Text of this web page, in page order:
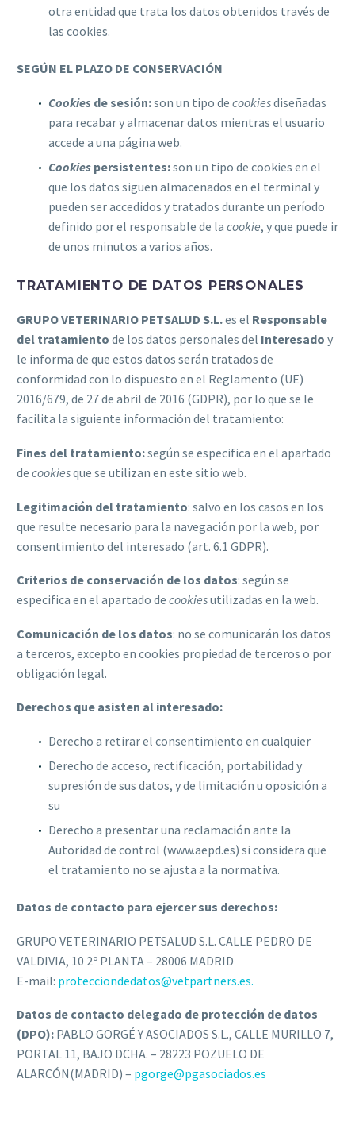
otra entidad que trata los datos obtenidos través de
las cookies.
SEGÚN EL PLAZO DE CONSERVACIÓN
Cookies de sesión:son un tipo de cookiesdiseñadas
para recabar y almacenar datos mientras el usuario
accede a una página web.
Cookies persistentes:son un tipo de cookies en el
que los datos siguen almacenados en el terminal y
pueden ser accedidos y tratados durante un período
definido por el responsable de la cookie, y que puede ir
de unos minutos a varios años.
TRATAMIENTO DE DATOS PERSONALES
GRUPO VETERINARIO PETSALUD S.L.es el Responsable
del tratamiento de los datos personales del Interesado y
le informa de que estos datos serán tratados de
conformidad con lo dispuesto en el Reglamento (UE)
2016/679, de 27 de abril de 2016 (GDPR), por lo que se le
facilita la siguiente información del tratamiento:
Fines del tratamiento:según se especifica en el apartado
de cookiesque se utilizan en este sitio web.
Legitimación del tratamiento: salvo en los casos en los
que resulte necesario para la navegación por la web, por
consentimiento del interesado (art. 6.1 GDPR).
Criterios de conservación de los datos: según se
especifica en el apartado de cookiesutilizadas en la web.
Comunicación de los datos: no se comunicarán los datos
a terceros, excepto en cookies propiedad de terceros o por
obligación legal.
Derechos que asisten al interesado:
Derecho a retirar el consentimiento en cualquier
Derecho de acceso, rectificación, portabilidad y
supresión de sus datos, y de limitación u oposición a
su
Derecho a presentar una reclamación ante la
Autoridad de control (www.aepd.es) si considera que
el tratamiento no se ajusta a la normativa.
Datos de contacto para ejercer sus derechos:
GRUPO VETERINARIO PETSALUD S.L. CALLE PEDRO DE
VALDIVIA, 10 2º PLANTA – 28006 MADRID
E-mail: protecciondedatos@vetpartners.es.
Datos de contacto delegado de protección de datos
(DPO): PABLO GORGÉ Y ASOCIADOS S.L., CALLE MURILLO 7,
PORTAL 11, BAJO DCHA. – 28223 POZUELO DE
ALARCÓN(MADRID) – pgorge@pgasociados.es